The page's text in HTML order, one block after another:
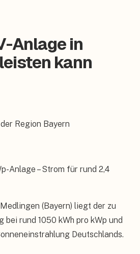
Anlage in
kann
Region Bayern
Anlage – Strom für rund 2,4
(Bayern) liegt der zu
rund 1050 kWh pro kWp und
Deutschlands.